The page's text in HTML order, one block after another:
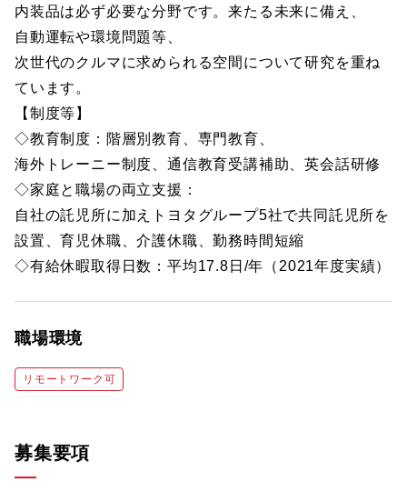
内装品は必ず必要な分野です。来たる未来に備え、
自動運転や環境問題等、
次世代のクルマに求められる空間について研究を重ね
ています。
【制度等】
◇教育制度：階層別教育、専門教育、
海外トレーニー制度、通信教育受講補助、英会話研修
◇家庭と職場の両立支援：
自社の託児所に加えトヨタグループ5社で共同託児所を
設置、育児休職、介護休職、勤務時間短縮
◇有給休暇取得日数：平均17.8日/年（2021年度実績）
職場環境
リモートワーク可
募集要項